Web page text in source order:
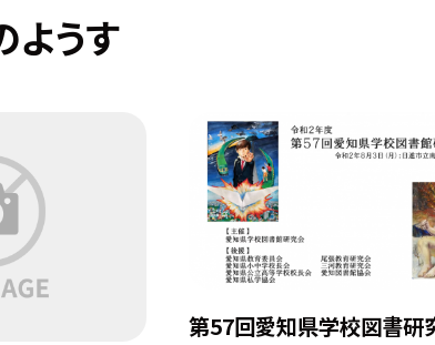
うす
第57回愛知県学校図書研